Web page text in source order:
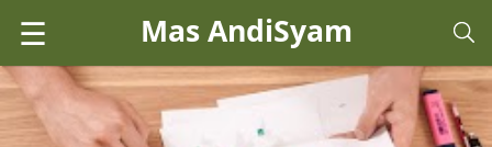
☰ Mas AndiSyam